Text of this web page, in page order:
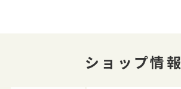
ショップ情報